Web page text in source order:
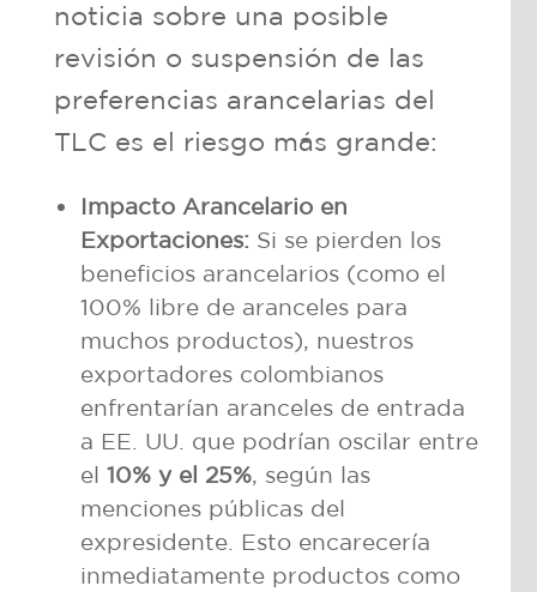
noticia sobre una posible
revisión o suspensión de las
preferencias arancelarias del
TLC es el riesgo más grande:
Impacto Arancelario en
Exportaciones: Si se pierden los
beneficios arancelarios (como el
100% libre de aranceles para
muchos productos), nuestros
exportadores colombianos
enfrentarían aranceles de entrada
a EE. UU. que podrían oscilar entre
el 10% y el 25%, según las
menciones públicas del
expresidente. Esto encarecería
inmediatamente productos como